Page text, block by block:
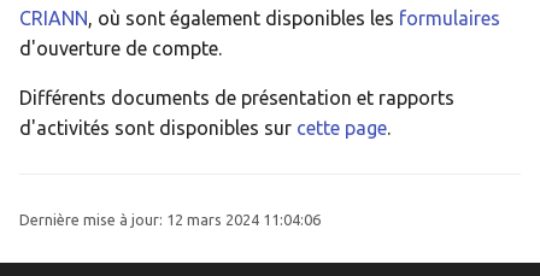
CRIANN, où sont également disponibles les formulaires
d'ouverture de compte.
Différents documents de présentation et rapports
d'activités sont disponibles sur cette page.
Dernière mise à jour: 12 mars 2024 11:04:06